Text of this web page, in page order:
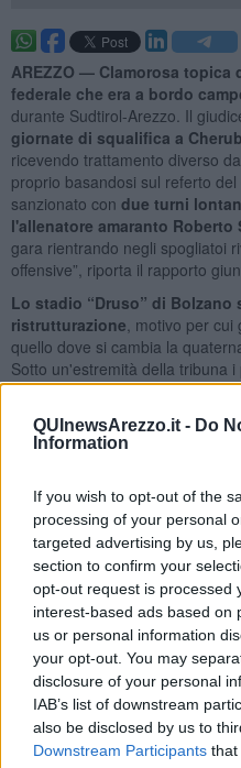
QUInewsArezzo.it - Do
Information
If you wish to opt-out of the
processing of your personal
targeted advertising by us,
section to confirm your
opt-out request is processed
interest-based ads based on
us or personal information
your opt-out. You may
disclosure of your personal
IAB’s list of downstream
also be disclosed by us to
Downstream Participants that
AREZZO — Clamorosa topica
federale che era a bordo
durante Sudtirol-Arezzo. Il
giornate di squalifica a
ricevendo trattamento diverso
proprio basandosi sul referto
sanzionato con due turni
l'allenatore amaranto Roberto
gara rientrando negli spogliatoi
offensive”, riporta il rapporto
Lo stadio “Druso” di
ristrutturazione , motivo per
quello dove si cambia la
Sotto un'estremità della tribuna
della gradinata quello della
assistenti e il quarto ufficiale
modulo prefabbricato sito dietro
vicina allo spogliatoio dei
successo al di fuori del
degli spogliatoi, visto chequelli
100 metri da quello degli
Ma in campo,al termine della
avuto nessun
negli spogliatoi è passato a
la sconfitta e i controversi
comunque calmo e non si
chiamava ad uscire dal campo i